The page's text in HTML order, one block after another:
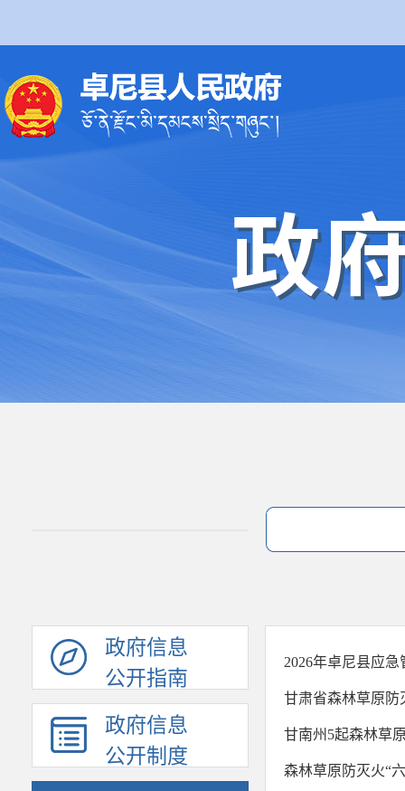
政府信息
公开指南
政府信息
公开制度
2026年卓尼县应
甘肃省森林草原防
甘南州5起森林草
森林草原防灭火“